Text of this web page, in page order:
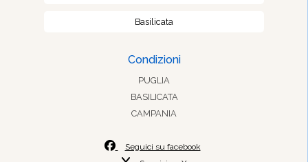
Basilicata
Condizioni
PUGLIA
BASILICATA
CAMPANIA
Seguici su facebook